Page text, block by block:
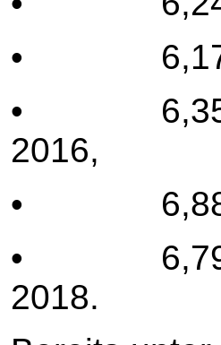
• 6,17
• 6,354
2016,
• 6,88
• 6,792
2018.